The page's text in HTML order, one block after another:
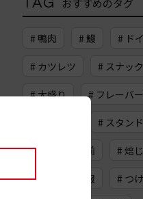
おすすめのタグ
# 鴨肉 # 鰻 # ド
# カツレツ # スナック
# 大盛り # フレーバ
# スタンド
# 京大農学部前 # 焙
# イベント情報 # つ